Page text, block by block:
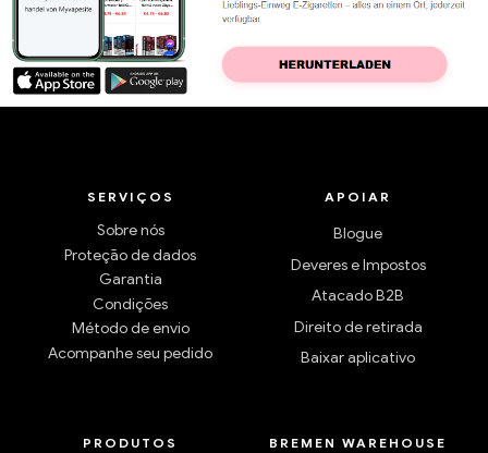
SERVIÇOS
Sobre nós
Proteção de dados
Garantia
Condições
Método de envio
Acompanhe seu pedido
APOIAR
Blogue
Deveres e Impostos
Atacado B2B
Direito de retirada
Baixar aplicativo
PRODUTOS BREMEN WAREHOUSE